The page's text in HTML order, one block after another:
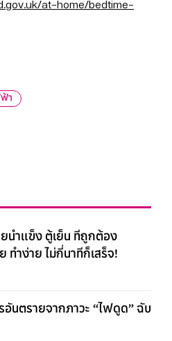
at-home/bedtime-
า
ยน้ำแข็ง ตู้เย็น ที่ถูกต้อง
ทำง่าย ไม่กี่นาทีก็เสร็จ!
อันตรายจากภาวะ “ไฟดูด” ฉับ